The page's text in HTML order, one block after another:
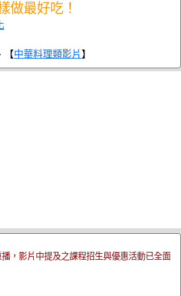
做最好吃！
【中華料理類影片 】
，影片中提及之課程招生與優惠活動已全面